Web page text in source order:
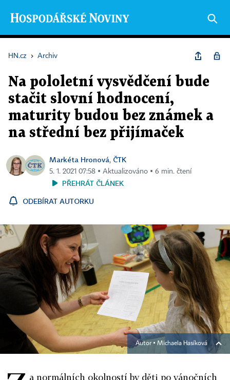
HN.cz › Archiv
Na pololetní vysvědčení bude
stačit slovní hodnocení,
maturity budou bez známek a
na střední bez přijímaček
Markéta Hronová, ČTK
5. 1. 2021 07:58 ▪ Aktualizováno ▪ 6 min. čtení
PŘEHRÁT ČLÁNEK
ODEBÍRAT AUTORKU
Autor ▪ Michaela Hasíková
a normálních okolností by děti po vánočních